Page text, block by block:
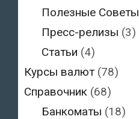
Полезные Советы
Пресс-релизы (3)
Статьи (4)
Курсы валют (78)
Справочник (68)
Банкоматы (18)